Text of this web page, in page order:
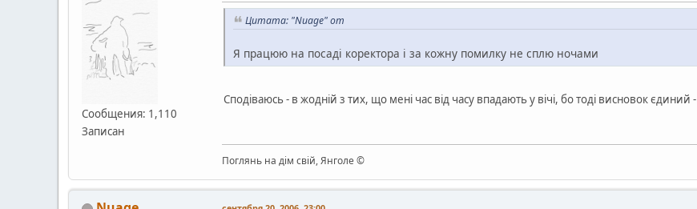
Сообщения: 1,110
Записан
Цитата: "Nuage" от
Я працюю на посаді коректора і за кожну помилку не сплю ночами
Сподіваюсь - в жодній з тих, що мені час від часу впадають у вічі, бо тоді висновок єдиний
Поглянь на дім свій, Янголе ©